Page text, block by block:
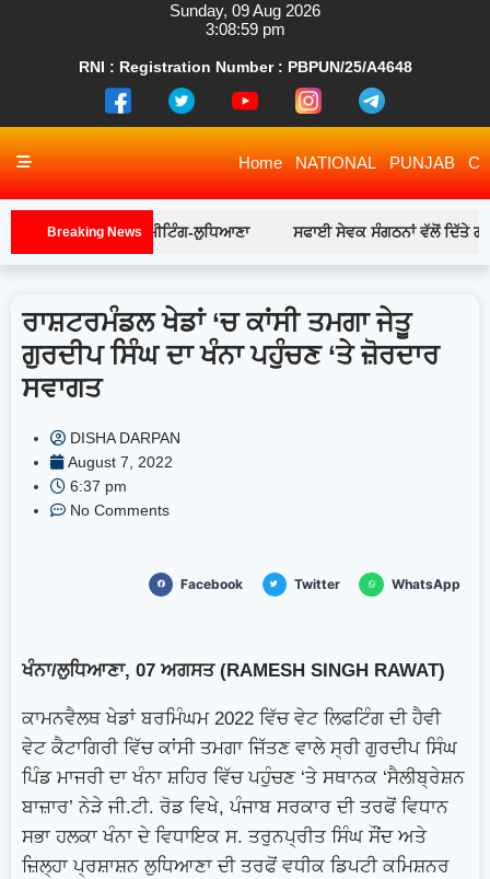
RNI : Registration Number : PBPUN/25/A4648
Home NATIONAL PUNJAB
Breaking News
ਨਾਲ ਵਿਸ਼ੇਸ਼ ਮੀਟਿੰਗ-ਲੁਧਿਆਣਾ ਸਫਾਈ ਸੇਵਕ ਸੰਗਠਨਾਂ ਵੱਲੋਂ ਦਿੱਤੇ ਗਏ
ਰਾਸ਼ਟਰਮੰਡਲ ਖੇਡਾਂ ‘ਚ ਕਾਂਸੀ ਤਮਗਾ ਜੇਤੂ
ਗੁਰਦੀਪ ਸਿੰਘ ਦਾ ਖੰਨਾ ਪਹੁੰਚਣ ‘ਤੇ ਜ਼ੋਰਦਾਰ
ਸਵਾਗਤ
DISHA DARPAN
August 7, 2022
6:37 pm
No Comments
Facebook Twitter WhatsApp
ਖੰਨਾ/ਲੁਧਿਆਣਾ, 07 ਅਗਸਤ (RAMESH SINGH RAWAT)
ਕਾਮਨਵੈਲਥ ਖੇਡਾਂ ਬਰਮਿੰਘਮ 2022 ਵਿੱਚ ਵੇਟ ਲਿਫਟਿੰਗ ਦੀ ਹੈਵੀ
ਵੇਟ ਕੈਟਾਗਿਰੀ ਵਿੱਚ ਕਾਂਸੀ ਤਮਗਾ ਜਿੱਤਣ ਵਾਲੇ ਸ੍ਰੀ ਗੁਰਦੀਪ ਸਿੰਘ
ਪਿੰਡ ਮਾਜਰੀ ਦਾ ਖੰਨਾ ਸ਼ਹਿਰ ਵਿੱਚ ਪਹੁੰਚਣ ‘ਤੇ ਸਥਾਨਕ ‘ਸੈਲੀਬ੍ਰੇਸ਼ਨ
ਬਾਜ਼ਾਰ’ ਨੇੜੇ ਜੀ.ਟੀ. ਰੋਡ ਵਿਖੇ, ਪੰਜਾਬ ਸਰਕਾਰ ਦੀ ਤਰਫੋਂ ਵਿਧਾਨ
ਸਭਾ ਹਲਕਾ ਖੰਨਾ ਦੇ ਵਿਧਾਇਕ ਸ. ਤਰੁਨਪ੍ਰੀਤ ਸਿੰਘ ਸੌਂਦ ਅਤੇ
ਜ਼ਿਲ੍ਹਾ ਪ੍ਰਸ਼ਾਸ਼ਨ ਲੁਧਿਆਣਾ ਦੀ ਤਰਫੋਂ ਵਧੀਕ ਡਿਪਟੀ ਕਮਿਸ਼ਨਰ